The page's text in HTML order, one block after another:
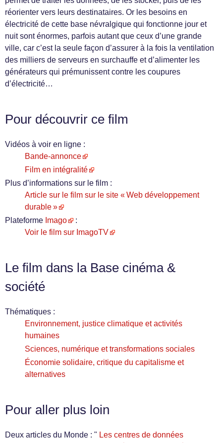
réorienter vers leurs destinataires. Or les besoins en
électricité de cette base névralgique qui fonctionne jour et
nuit sont énormes, parfois autant que ceux d’une grande
ville, car c’est la seule façon d’assurer à la fois la ventilation
des milliers de serveurs en surchauffe et d’alimenter les
générateurs qui prémunissent contre les coupures
d’électricité…
Pour découvrir ce film
Vidéos à voir en ligne :
Bande-annonce
Film en intégralité
Plus d’informations sur le film :
Article sur le film sur le site « Web développement
durable »
Plateforme Imago
:
Voir le film sur ImagoTV
Le film dans la Base cinéma &
société
Thématiques :
Environnement, justice climatique et activités
humaines
Sciences, numérique et transformations sociales
Économie solidaire, critique du capitalisme et
alternatives
Pour aller plus loin
Deux articles du Monde : " Les centres de données